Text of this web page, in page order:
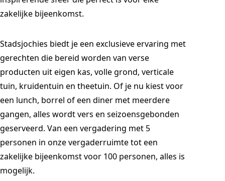
zakelijke bijeenkomst.
Stadsjochies biedt je een exclusieve ervaring met
gerechten die bereid worden van verse
producten uit eigen kas, volle grond, verticale
tuin, kruidentuin en theetuin. Of je nu kiest voor
een lunch, borrel of een diner met meerdere
gangen, alles wordt vers en seizoensgebonden
geserveerd. Van een vergadering met 5
personen in onze vergaderruimte tot een
zakelijke bijeenkomst voor 100 personen, alles is
mogelijk.